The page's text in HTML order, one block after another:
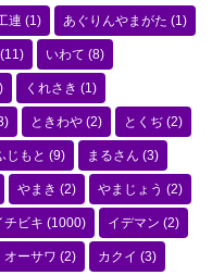
連 (1) あぐりんやまがた (1)
(11) いわて (8)
くれさき (1)
ときわや (2) とくぢ (2)
じもと (9) まるさん (3)
やまき (2) やまじょう (2)
チビキ (1000) イデマン (2)
オーサワ (2) カクイ (3)